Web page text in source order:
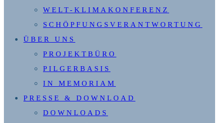
WELT-KLIMAKONFERENZ
SCHÖPFUNGSVERANTWORTUNG
ÜBER UNS
PROJEKTBÜRO
PILGERBASIS
IN MEMORIAM
PRESSE & DOWNLOAD
DOWNLOADS